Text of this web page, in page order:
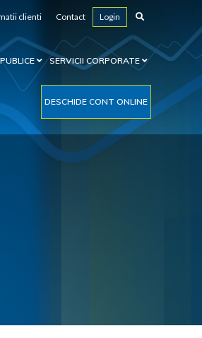
clienti Contact Login
SERVICII CORPORATE
DESCHIDE CONT ONLINE